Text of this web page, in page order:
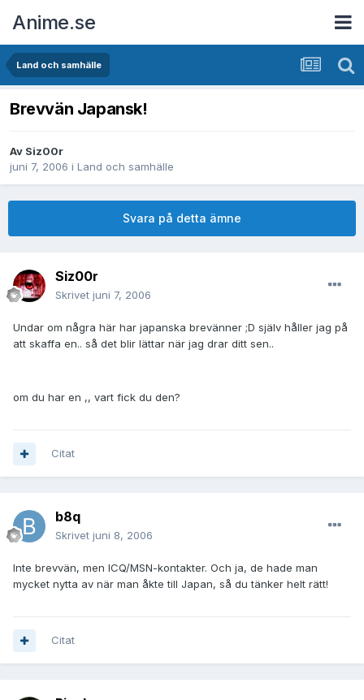
Anime.se
Land och samhälle
Brevvän Japansk!
Av Siz00r
juni 7, 2006 i Land och samhälle
Svara på detta ämne
Siz00r
Skrivet juni 7, 2006
Undar om några här har japanska brevänner ;D själv håller jag på
att skaffa en.. så det blir lättar när jag drar ditt sen..
om du har en ,, vart fick du den?
Citat
b8q
Skrivet juni 8, 2006
Inte brevvän, men ICQ/MSN-kontakter. Och ja, de hade man
mycket nytta av när man åkte till Japan, så du tänker helt rätt!
Citat